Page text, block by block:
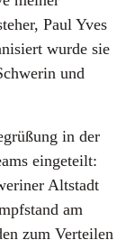
Paul Yves
wurde sie
und
in der
eingeteilt:
Altstadt
am
zum Verteilen